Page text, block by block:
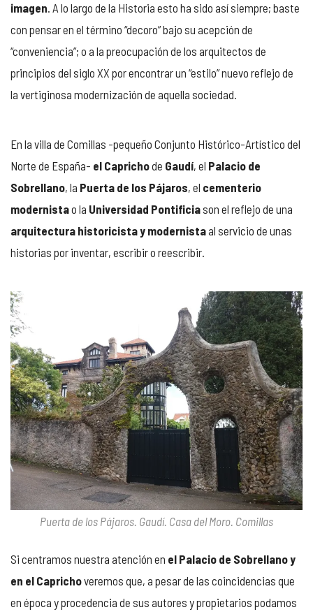
imagen. A lo largo de la Historia esto ha sido así siempre; baste
con pensar en el término “decoro” bajo su acepción de
“conveniencia”; o a la preocupación de los arquitectos de
principios del siglo XX por encontrar un “estilo” nuevo reflejo de
la vertiginosa modernización de aquella sociedad.
En la villa de Comillas -pequeño Conjunto Histórico-Artístico del
Norte de España- el Caprichode Gaudí, el Palacio de
Sobrellano, la Puerta de los Pájaros, el cementerio
modernistao la Universidad Pontificiason el reflejo de una
arquitectura historicista y modernistaal servicio de unas
historias por inventar, escribir o reescribir.
Puerta de los Pájaros. Gaudí. Casa del Moro. Comillas
Si centramos nuestra atención en el Palacio de Sobrellano y
en el Caprichoveremos que, a pesar de las coincidencias que
en época y procedencia de sus autores y propietarios podamos